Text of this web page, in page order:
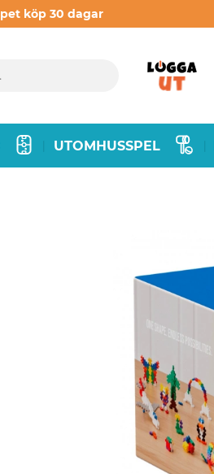
köp 30 dagar
UTOMHUSSPEL